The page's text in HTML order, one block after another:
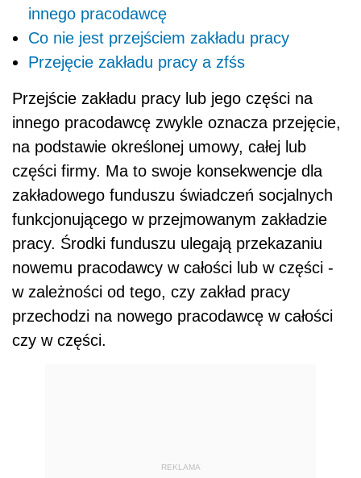
innego pracodawcę
Co nie jest przejściem zakładu pracy
Przejęcie zakładu pracy a zfśs
Przejście zakładu pracy lub jego części na
innego pracodawcę zwykle oznacza przejęcie,
na podstawie określonej umowy, całej lub
części firmy. Ma to swoje konsekwencje dla
zakładowego funduszu świadczeń socjalnych
funkcjonującego w przejmowanym zakładzie
pracy. Środki funduszu ulegają przekazaniu
nowemu pracodawcy w całości lub w części -
w zależności od tego, czy zakład pracy
przechodzi na nowego pracodawcę w całości
czy w części.
REKLAMA